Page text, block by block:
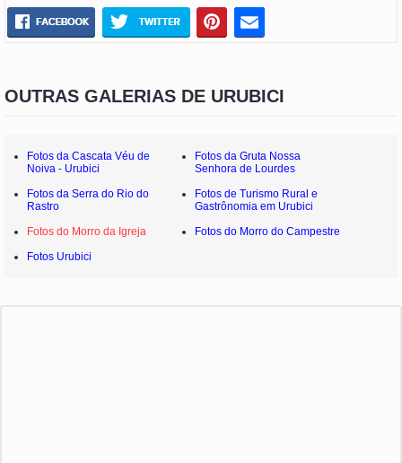
OUTRAS GALERIAS DE URUBICI
Fotos da Cascata Véu de
Noiva - Urubici
Fotos da Gruta Nossa
Senhora de Lourdes
Fotos da Serra do Rio do
Rastro
Fotos de Turismo Rural e
Gastrônomia em Urubici
Fotos do Morro da Igreja
Fotos do Morro do Campestre
Fotos Urubici